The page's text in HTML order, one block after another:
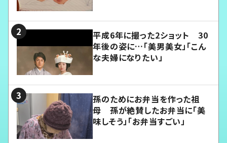
平成6年に撮った2ショット 30
年後の姿に…「美男美女」「こん
な夫婦になりたい」
孫のためにお弁当を作った祖
母 孫が絶賛したお弁当に「美
味しそう」「お弁当すごい」